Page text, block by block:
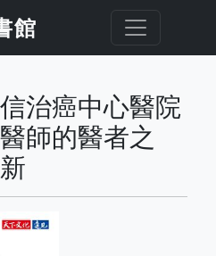
館
治癌中心醫院
師的醫者之